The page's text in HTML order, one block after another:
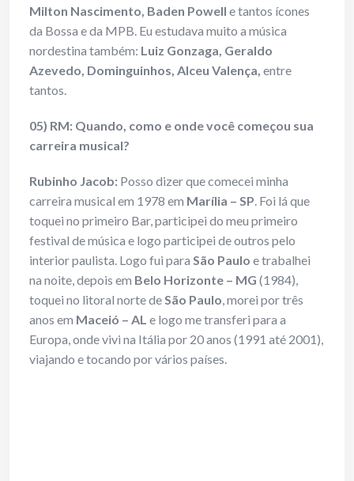
Milton Nascimento, Baden Powell e tantos ícones
da Bossa e da MPB. Eu estudava muito a música
nordestina também: Luiz Gonzaga, Geraldo
Azevedo, Dominguinhos, Alceu Valença, entre
tantos.
05) RM: Quando, como e onde você começou sua
carreira musical?
Rubinho Jacob: Posso dizer que comecei minha
carreira musical em 1978 em Marília – SP. Foi lá que
toquei no primeiro Bar, participei do meu primeiro
festival de música e logo participei de outros pelo
interior paulista. Logo fui para São Paulo e trabalhei
na noite, depois em Belo Horizonte – MG (1984),
toquei no litoral norte deSão Paulo, morei por três
anos em Maceió – AL e logo me transferi para a
Europa, onde vivi na Itália por 20 anos (1991 até 2001),
viajando e tocando por vários países.